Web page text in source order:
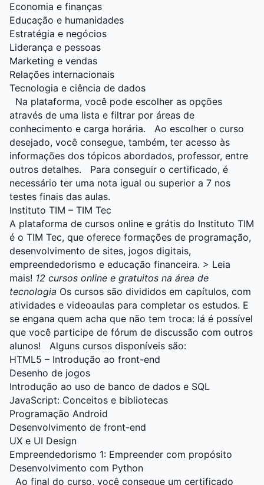
Economia e finanças
Educação e humanidades
Estratégia e negócios
Liderança e pessoas
Marketing e vendas
Relações internacionais
Tecnologia e ciência de dados
Na plataforma, você pode escolher as opções
através de uma lista e filtrar por áreas de
conhecimento e carga horária.
Ao escolher o curso
desejado, você consegue, também, ter acesso às
informações dos tópicos abordados, professor, entre
outros detalhes.
Para conseguir o certificado, é
necessário ter uma nota igual ou superior a 7 nos
testes finais das aulas.
Instituto TIM – TIM Tec
A plataforma de cursos online e grátis do Instituto TIM
é o TIM Tec, que oferece formações de programação,
desenvolvimento de sites, jogos digitais,
empreendedorismo e educação financeira. > Leia
mais! 12 cursos online e gratuitos na área de
tecnologia Os cursos são divididos em capítulos, com
atividades e videoaulas para completar os estudos. E
se engana quem acha que não tem troca: lá é possível
que você participe de fórum de discussão com outros
alunos!
Alguns cursos disponíveis são:
HTML5 – Introdução ao front-end
Desenho de jogos
Introdução ao uso de banco de dados e SQL
JavaScript: Conceitos e bibliotecas
Programação Android
Desenvolvimento de front-end
UX e UI Design
Empreendedorismo 1: Empreender com propósito
Desenvolvimento com Python
Ao final do curso, você consegue um certificado